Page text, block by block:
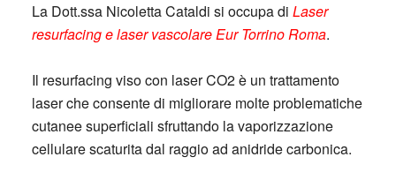
La Dott.ssa Nicoletta Cataldi si occupa di Laser
resurfacing e laser vascolare Eur Torrino Roma.
Il resurfacing viso con laser CO2 è un trattamento
laser che consente di migliorare molte problematiche
cutanee superficiali sfruttando la vaporizzazione
cellulare scaturita dal raggio ad anidride carbonica.